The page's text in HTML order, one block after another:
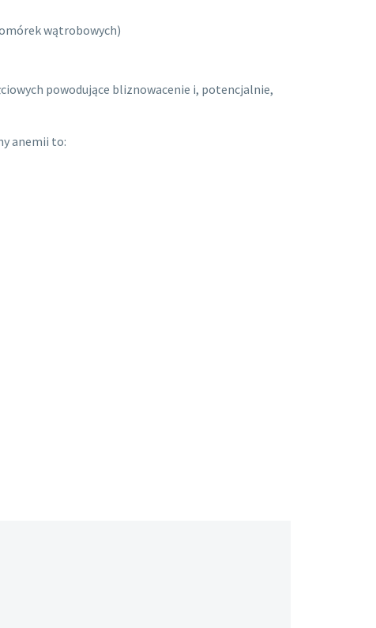
wątrobowych)
powodujące bliznowacenie i, potencjalnie,
anemii to: